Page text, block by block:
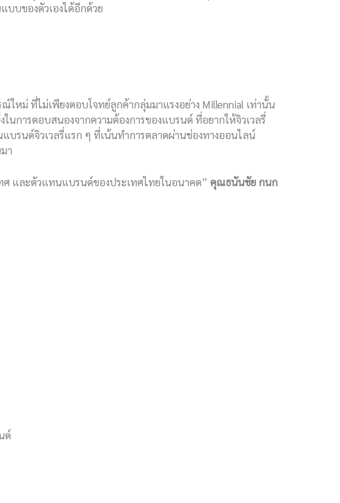
บบของตัวเองได้อีกด้วย
ใหม่ ที่ไม่เพียงตอบโจทย์ลูกค้ากลุ่มมาแรงอย่าง Millennial เท่านั้น
การตอบสนองจากความต้องการของแบรนด์ ที่อยากให้จิวเวลรี่
รนด์จิวเวลรี่แรก ๆ ที่เน้นทำการตลาดผ่านช่องทางออนไลน์
า
ศ และตัวแทนแบรนด์ของประเทศไทยในอนาคต” คุณธนันชัย กนก
ด์